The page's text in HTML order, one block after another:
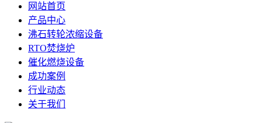
网站首页
产品中心
沸石转轮浓缩设备
RTO焚烧炉
催化燃烧设备
成功案例
行业动态
关于我们